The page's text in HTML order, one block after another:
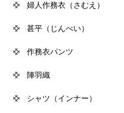
婦人作務衣（さむえ）
甚平（じんべい）
作務衣パンツ
陣羽織
シャツ（インナー）